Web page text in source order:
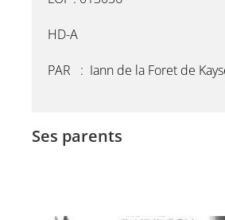
HD-A
PAR : Iann de la Foret de
Ses parents